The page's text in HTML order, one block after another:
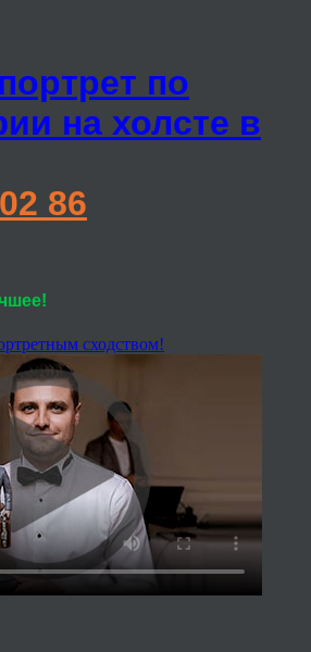
по
на холсте в
86
сходством!